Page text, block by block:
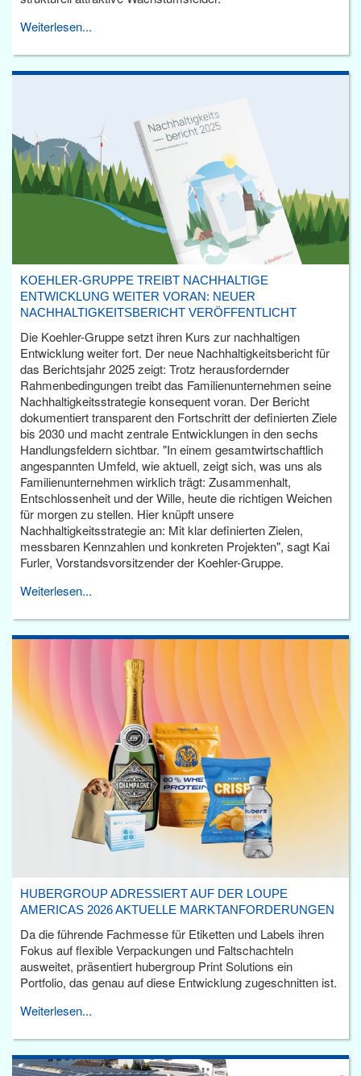
Weiterlesen...
KOEHLER-GRUPPE TREIBT NACHHALTIGE
ENTWICKLUNG WEITER VORAN: NEUER
NACHHALTIGKEITSBERICHT VERÖFFENTLICHT
Die Koehler-Gruppe setzt ihren Kurs zur nachhaltigen
Entwicklung weiter fort. Der neue Nachhaltigkeitsbericht für
das Berichtsjahr 2025 zeigt: Trotz herausfordernder
Rahmenbedingungen treibt das Familienunternehmen seine
Nachhaltigkeitsstrategie konsequent voran. Der Bericht
dokumentiert transparent den Fortschritt der definierten Ziele
bis 2030 und macht zentrale Entwicklungen in den sechs
Handlungsfeldern sichtbar. "In einem gesamtwirtschaftlich
angespannten Umfeld, wie aktuell, zeigt sich, was uns als
Familienunternehmen wirklich trägt: Zusammenhalt,
Entschlossenheit und der Wille, heute die richtigen Weichen
für morgen zu stellen. Hier knüpft unsere
Nachhaltigkeitsstrategie an: Mit klar definierten Zielen,
messbaren Kennzahlen und konkreten Projekten", sagt Kai
Furler, Vorstandsvorsitzender der Koehler-Gruppe.
Weiterlesen...
HUBERGROUP ADRESSIERT AUF DER LOUPE
AMERICAS 2026 AKTUELLE MARKTANFORDERUNGEN
Da die führende Fachmesse für Etiketten und Labels ihren
Fokus auf flexible Verpackungen und Faltschachteln
ausweitet, präsentiert hubergroup Print Solutions ein
Portfolio, das genau auf diese Entwicklung zugeschnitten ist.
Weiterlesen...